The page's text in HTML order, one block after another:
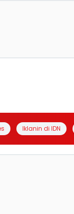
Iklanin di IDN